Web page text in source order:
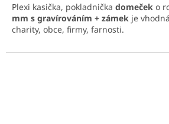
Plexi kasička, pokladnička domeček o
mm s gravírováním + zámek je
charity, obce, firmy, farnosti.